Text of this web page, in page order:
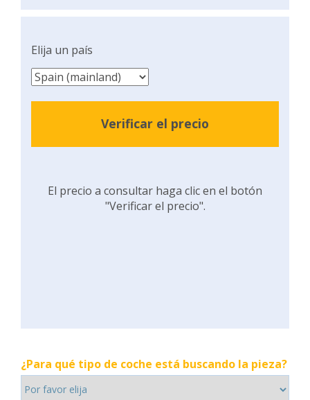
Elija un país
Verificar el precio
El precio a consultar haga clic en el botón
"Verificar el precio".
¿Para qué tipo de coche está buscando la pieza?